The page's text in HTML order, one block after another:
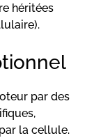
héritées
par des
la cellule.